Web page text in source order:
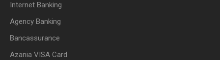
Internet Banking
Agency Banking
Bancassurance
Azania VISA Card